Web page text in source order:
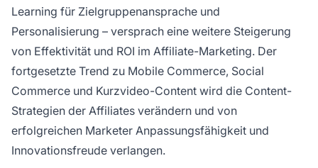
Learning für Zielgruppenansprache und
Personalisierung – versprach eine weitere Steigerung
von Effektivität und ROI im Affiliate-Marketing. Der
fortgesetzte Trend zu Mobile Commerce, Social
Commerce und Kurzvideo-Content wird die Content-
Strategien der Affiliates verändern und von
erfolgreichen Marketer Anpassungsfähigkeit und
Innovationsfreude verlangen.